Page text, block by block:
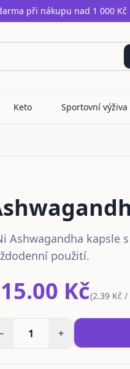
při nákupu nad 1 000 Kč
Keto Sportovní výživa
Ashwagandha kapsle
použití.
Kč(2.39 Kč
1 +